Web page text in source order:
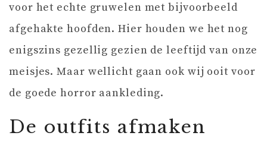
voor het echte gruwelen met bijvoorbeeld
afgehakte hoofden. Hier houden we het nog
enigszins gezellig gezien de leeftijd van onze
meisjes. Maar wellicht gaan ook wij ooit voor
de goede horror aankleding.
De outfits afmaken